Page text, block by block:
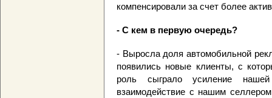
компенсировали за счет более
- С кем в первую очередь?
- Выросла доля автомобильной
появились новые клиенты, с
роль сыграло усиление
взаимодействие с нашим